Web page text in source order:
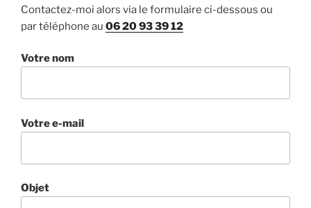
Contactez-moi alors via le formulaire ci-dessous ou
par téléphone au 06 20 93 39 12
Votre nom
Votre e-mail
Objet